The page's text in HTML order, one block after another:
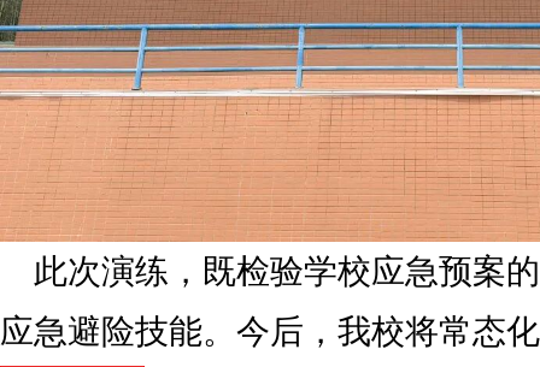
此次演练，既检验学校应急预案
应急避险技能。今后，我校将常态